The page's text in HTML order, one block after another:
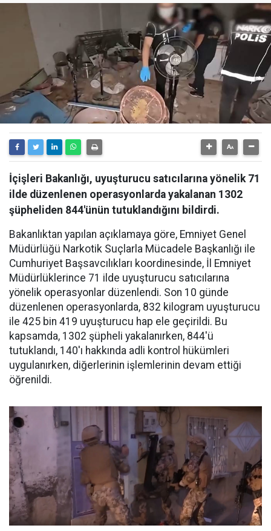
İçişleri Bakanlığı, uyuşturucu satıcılarına yönelik 71
ilde düzenlenen operasyonlarda yakalanan 1302
şüpheliden 844'ünün tutuklandığını bildirdi.
Bakanlıktan yapılan açıklamaya göre, Emniyet Genel
Müdürlüğü Narkotik Suçlarla Mücadele Başkanlığı ile
Cumhuriyet Başsavcılıkları koordinesinde, İl Emniyet
Müdürlüklerince 71 ilde uyuşturucu satıcılarına
yönelik operasyonlar düzenlendi. Son 10 günde
düzenlenen operasyonlarda, 832 kilogram uyuşturucu
ile 425 bin 419 uyuşturucu hap ele geçirildi. Bu
kapsamda, 1302 şüpheli yakalanırken, 844'ü
tutuklandı, 140'ı hakkında adli kontrol hükümleri
uygulanırken, diğerlerinin işlemlerinin devam ettiği
öğrenildi.